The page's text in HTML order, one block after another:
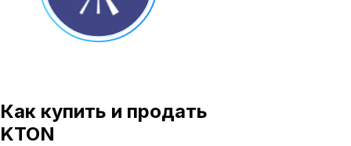
Как купить и продать
KTON